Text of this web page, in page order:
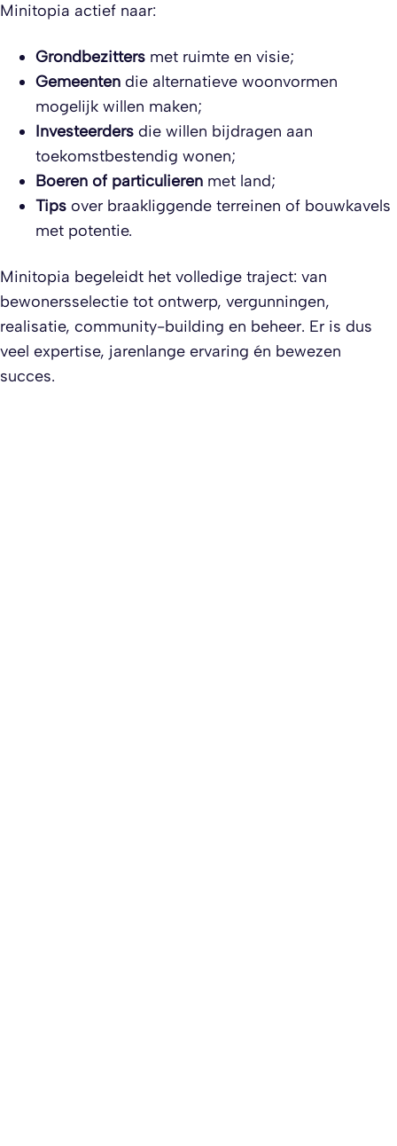
Minitopia actief naar:
Grondbezitters met ruimte en visie;
Gemeenten die alternatieve woonvormen
mogelijk willen maken;
Investeerders die willen bijdragen aan
toekomstbestendig wonen;
Boeren of particulieren met land;
Tips over braakliggende terreinen of bouwkavels
met potentie.
Minitopia begeleidt het volledige traject: van
bewonersselectie tot ontwerp, vergunningen,
realisatie, community-building en beheer. Er is dus
veel expertise, jarenlange ervaring én bewezen
succes.